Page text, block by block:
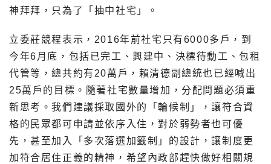
神拜拜，只為了「抽中社宅」。
立委莊競程表示，2016年前社宅只有6000多戶，到
今年6月底，包括已完工、興建中、決標待動工、包租
代管等，總共約有20萬戶，賴清德副總統也已經喊出
25萬戶的目標。隨著社宅數量增加，分配問題必須重
新思考。我們建議採取國外的「輪候制」，讓符合資
格的民眾都可申請並依序入住，對於弱勢者也可優
先，甚至加入「多次落選加籤制」的設計，讓制度更
加符合居住正義的精神，希望內政部趕快做好相關規